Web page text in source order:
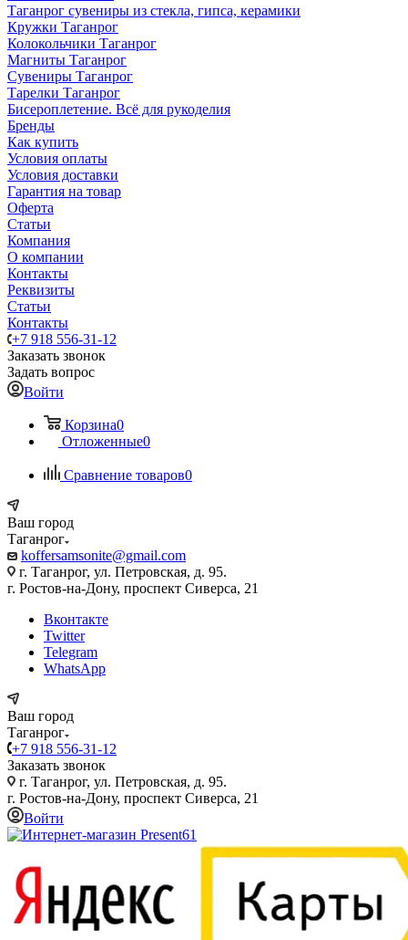
Таганрог сувениры из стекла, гипса, керамики
Кружки Таганрог
Колокольчики Таганрог
Магниты Таганрог
Сувениры Таганрог
Тарелки Таганрог
Бисероплетение. Всё для рукоделия
Бренды
Как купить
Условия оплаты
Условия доставки
Гарантия на товар
Оферта
Статьи
Компания
О компании
Контакты
Реквизиты
Статьи
Контакты
+7 918 556-31-12
Заказать звонок
Задать вопрос
Войти
Корзина0
Отложенные0
Сравнение товаров0
Ваш город
Таганрог
koffersamsonite@gmail.com
г. Таганрог, ул. Петровская, д. 95.
г. Ростов-на-Дону, проспект Сиверса, 21
Вконтакте
Twitter
Telegram
WhatsApp
Ваш город
Таганрог
+7 918 556-31-12
Заказать звонок
г. Таганрог, ул. Петровская, д. 95.
г. Ростов-на-Дону, проспект Сиверса, 21
Войти